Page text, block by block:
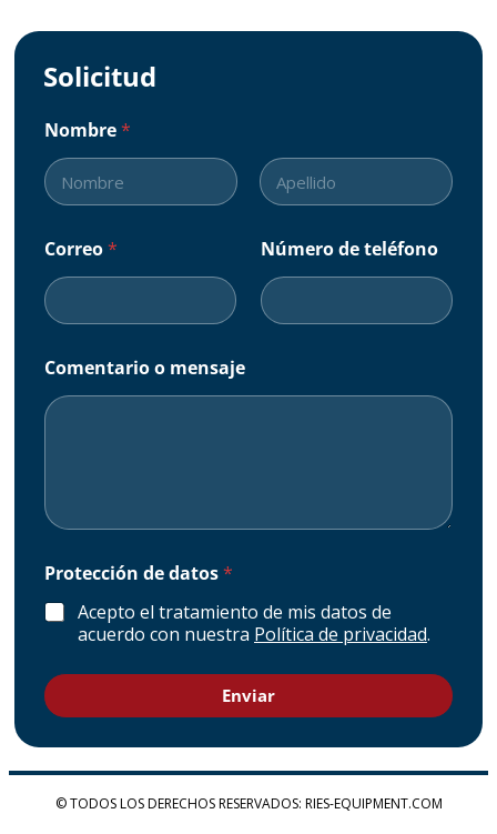
Solicitud
Nombre*
Correo* Número de teléfono
Comentario o mensaje
e
d
e
o
t
c
c
Protección de datos*
Acepto el tratamiento de mis datos de
acuerdo con nuestra Política de privacidad.
Enviar
© TODOS LOS DERECHOS RESERVADOS: RIES-EQUIPMENT.COM